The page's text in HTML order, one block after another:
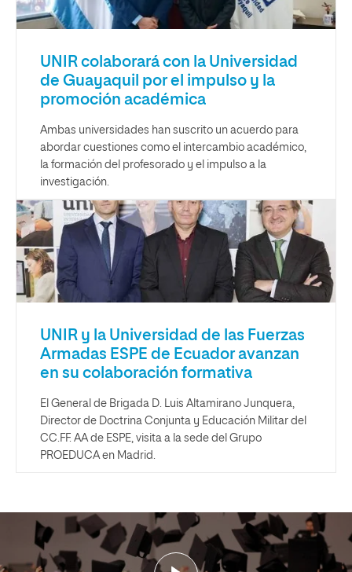
UNIR colaborará con la Universidad
de Guayaquil por el impulso y la
promoción académica
Ambas universidades han suscrito un acuerdo para
abordar cuestiones como el intercambio académico,
la formación del profesorado y el impulso a la
investigación.
UNIR y la Universidad de las Fuerzas
Armadas ESPE de Ecuador avanzan
en su colaboración formativa
El General de Brigada D. Luis Altamirano Junquera,
Director de Doctrina Conjunta y Educación Militar del
CC.FF. AA de ESPE, visita a la sede del Grupo
PROEDUCA en Madrid.